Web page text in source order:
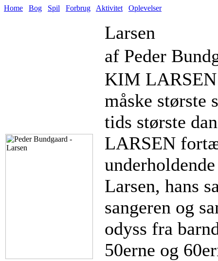
Home Bog Spil Forbrug Aktivitet Oplevelser
Larsen
af Peder
KIM LARSEN
måske største
tids største
LARSEN
Larsen, hans
sangeren og
odyss fra
50erne og